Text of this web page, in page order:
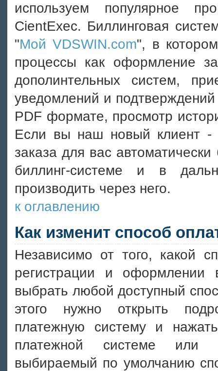
используем популярное
CientExec. Биллинговая
"Мой VDSWIN.com", в
процессы как оформление
дополинтельных систем,
уведомлений и
PDF формате, просмотр
Если вы наш новый клиент -
заказа для вас
биллинг-системе и в
производить через него.
к оглавлению
Как изменит способ
Независимо от того, какой
регистрации и оформлении
выбрать любой доступный
этого нужно открыть
платежную систему и
платежной системе или
выбираемый по умолчанию